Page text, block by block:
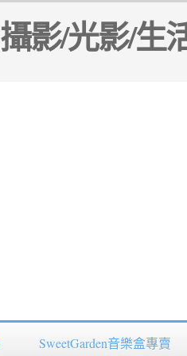
SweetGarden音樂盒專賣